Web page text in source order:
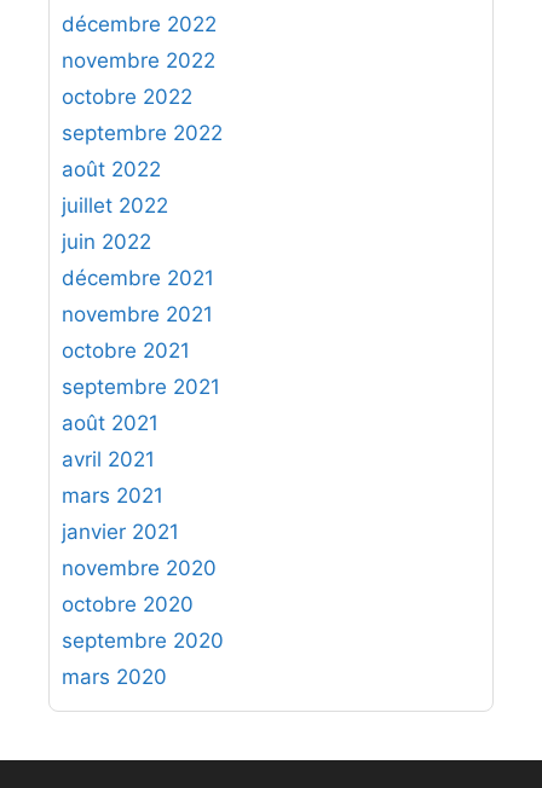
décembre 2022
novembre 2022
octobre 2022
septembre 2022
août 2022
juillet 2022
juin 2022
décembre 2021
novembre 2021
octobre 2021
septembre 2021
août 2021
avril 2021
mars 2021
janvier 2021
novembre 2020
octobre 2020
septembre 2020
mars 2020